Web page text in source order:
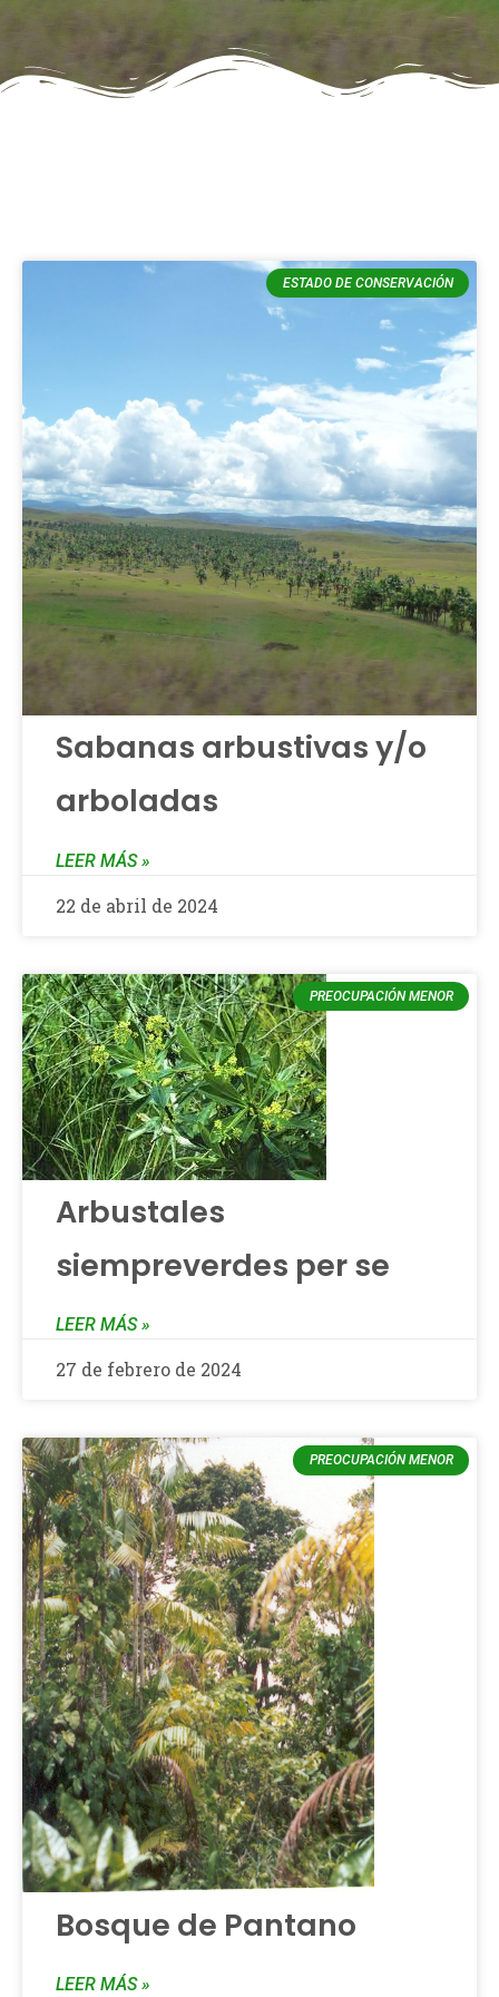
ESTADO DE CONSERVACIÓN
Sabanas arbustivas y/o
arboladas
LEER MÁS »
22 de abril de 2024
PREOCUPACIÓN MENOR
Arbustales
siempreverdes per se
LEER MÁS »
27 de febrero de 2024
PREOCUPACIÓN MENOR
Bosque de Pantano
LEER MÁS »